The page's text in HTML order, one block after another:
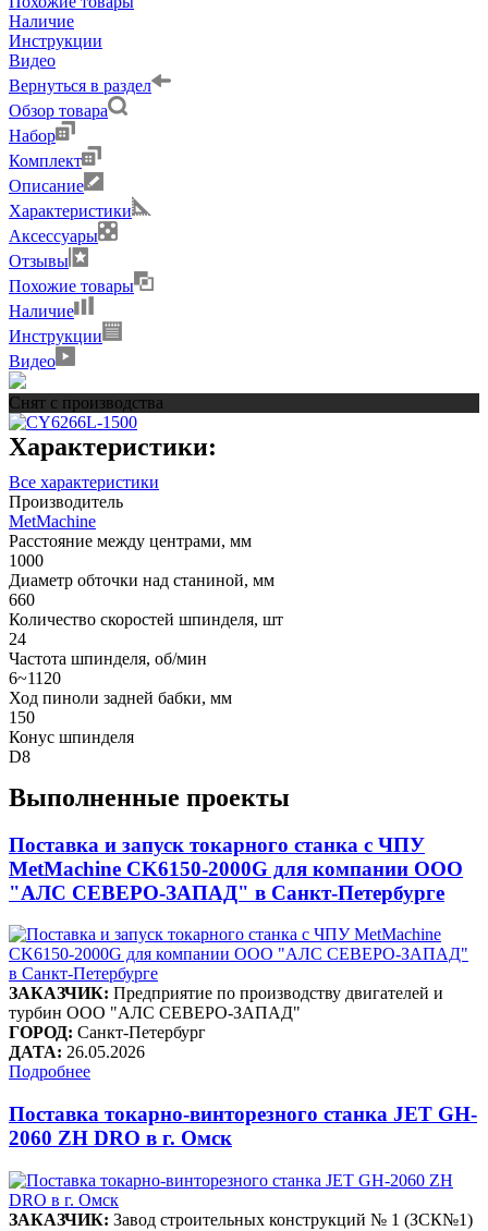
Наличие
Инструкции
Видео
Вернуться в раздел
Обзор товара
Набор
Комплект
Описание
Характеристики
Аксессуары
Отзывы
Похожие товары
Наличие
Инструкции
Видео
Снят с производства
Характеристики:
Все характеристики
Производитель
MetMachine
Расстояние между центрами, мм
1000
Диаметр обточки над станиной, мм
660
Количество скоростей шпинделя, шт
24
Частота шпинделя, об/мин
6~1120
Ход пиноли задней бабки, мм
150
Конус шпинделя
D8
Выполненные проекты
Поставка и запуск токарного станка с ЧПУ
MetMachine CK6150-2000G для компании ООО
"АЛС СЕВЕРО-ЗАПАД" в Санкт-Петербурге
ЗАКАЗЧИК: Предприятие по производству двигателей и
турбин ООО "АЛС СЕВЕРО-ЗАПАД"
ГОРОД: Санкт-Петербург
ДАТА: 26.05.2026
Подробнее
Поставка токарно-винторезного станка JET GH-
2060 ZH DRO в г. Омск
ЗАКАЗЧИК: Завод строительных конструкций № 1 (ЗСК№1)